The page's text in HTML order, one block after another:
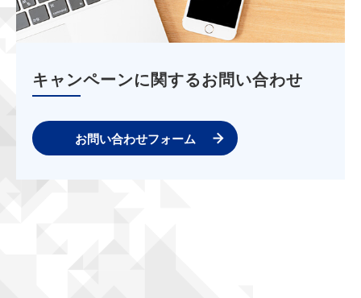
キャンペーンに関するお問い合わせ
お問い合わせフォーム